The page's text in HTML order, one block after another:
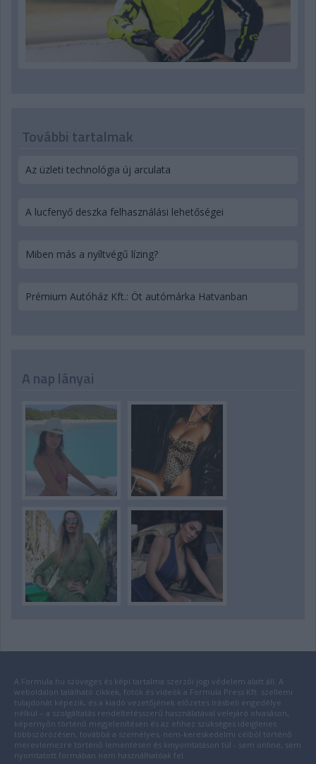
További tartalmak
Az üzleti technológia új arculata
A lucfenyő deszka felhasználási lehetőségei
Miben más a nyíltvégű lízing?
Prémium Autóház Kft.: Öt autómárka Hatvanban
A nap lányai
A Formula.hu szöveges és képi tartalma szerzői jogi védelem alatt áll. A
weboldalon található cikkek, fotók és videók a Formula Press Kft. szellemi
tulajdonát képezik, és a kiadó vezetőjének előzetes írásbeli engedélye
nélkül – a szolgáltatás rendeltetésszerű használatával velejáró olvasáson,
képernyőn történő megjelenítésen és az ehhez szükséges ideiglenes
többszörözésen, továbbá a személyes, nem-kereskedelmi célból történő
merevlemezre történő lementésen és kinyomtatáson túl - sem online, sem
nyomtatott formában nem használhatóak fel.